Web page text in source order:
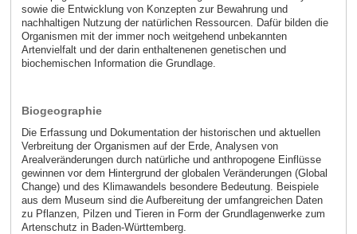
sowie die Entwicklung von Konzepten zur Bewahrung und
nachhaltigen Nutzung der natürlichen Ressourcen. Dafür bilden die
Organismen mit der immer noch weitgehend unbekannten
Artenvielfalt und der darin enthaltenenen genetischen und
biochemischen Information die Grundlage.
Biogeographie
Die Erfassung und Dokumentation der historischen und aktuellen
Verbreitung der Organismen auf der Erde, Analysen von
Arealveränderungen durch natürliche und anthropogene Einflüsse
gewinnen vor dem Hintergrund der globalen Veränderungen (Global
Change) und des Klimawandels besondere Bedeutung. Beispiele
aus dem Museum sind die Aufbereitung der umfangreichen Daten
zu Pflanzen, Pilzen und Tieren in Form der Grundlagenwerke zum
Artenschutz in Baden-Württemberg.